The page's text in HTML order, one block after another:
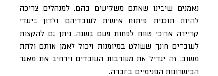
נאמנים שיבינו שאתם משקיעים בהם. למנהלים צריכה
להיות תוכנית פיתוח אישית לעובדיהם ולדון ביעדי
קריירה ארוכי טווח לפחות פעם בשנה. ניתן גם להקצות
לעובדים חונך ששולט במיומנות ויכול לאמן אותם ולתת
משוב. זה יגדיל את מעורבות העובדים וירחיב את מאגר
הכישרונות הפנימיים בחברה.